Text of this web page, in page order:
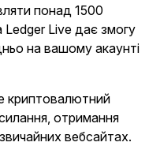
понад 1500
Live дає змогу
на вашому акаунті
криптовалютний
отримання
вебсайтах.